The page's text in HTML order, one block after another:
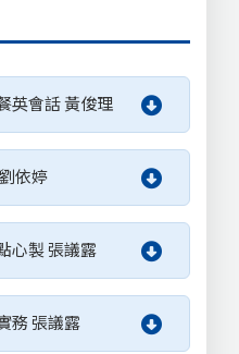
英會話 黃俊理
依婷
心製 張議露
務 張議露